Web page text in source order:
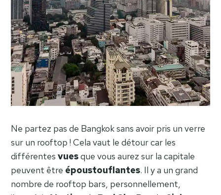
Ne partez pas de Bangkok sans avoir pris un verre
sur un rooftop ! Cela vaut le détour car les
différentes vuesque vous aurez sur la capitale
peuvent être époustouflantes. Il y a un grand
nombre de rooftop bars, personnellement,